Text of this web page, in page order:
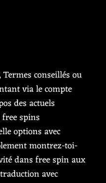
conseillés ou
via le compte
des actuels
spins
options avec
montrez-toi-
dans free spin aux
avec